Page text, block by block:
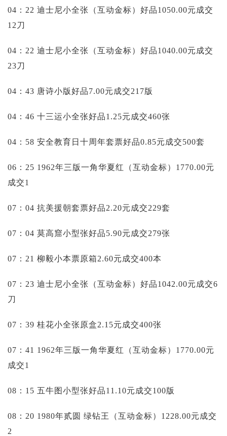
04：22 迪士尼小全张（互动金标）好品1050.00元成交
12刀
04：22 迪士尼小全张（互动金标）好品1040.00元成交
23刀
04：43 唐诗小版好品7.00元成交217版
04：46 十三运小全张好品1.25元成交460张
04：58 安全教育日十周年套票好品0.85元成交500套
06：25 1962年三版一角华夏红（互动金标）1770.00元
成交1
07：04 抗美援朝套票好品2.20元成交229套
07：04 莫高窟小型张好品5.90元成交279张
07：21 柳毅小本票原箱2.60元成交400本
07：23 迪士尼小全张（互动金标）好品1042.00元成交6
刀
07：39 桂花小全张原盒2.15元成交400张
07：41 1962年三版一角华夏红（互动金标）1770.00元
成交1
08：15 五牛图小型张好品11.10元成交100版
08：20 1980年贰圆 绿钻王（互动金标）1228.00元成交
2